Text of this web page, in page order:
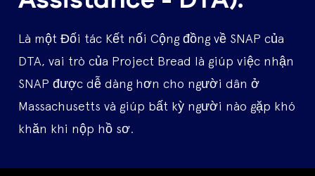
Là một Đối tác Kết nối Cộng đồng về SNAP của
DTA, vai trò của Project Bread là giúp việc nhận
SNAP được dễ dàng hơn cho người dân ở
Massachusetts và giúp bất kỳ người nào gặp khó
khăn khi nộp hồ sơ.